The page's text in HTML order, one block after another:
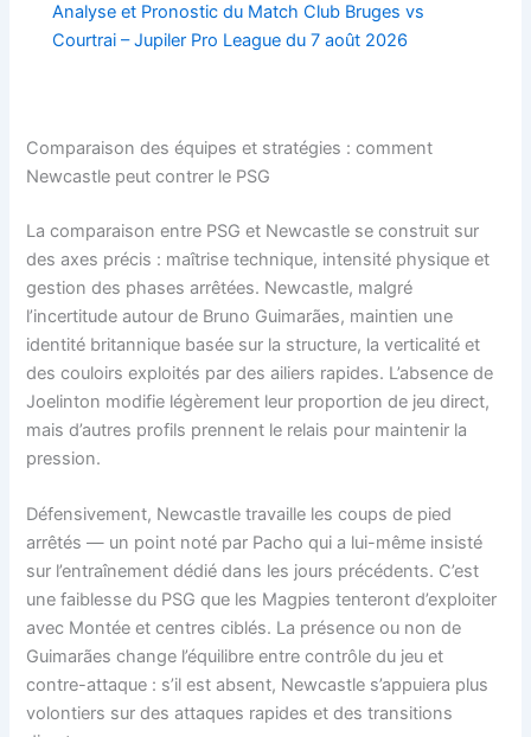
Analyse et Pronostic du Match Club Bruges vs
Courtrai – Jupiler Pro League du 7 août 2026
Comparaison des équipes et stratégies : comment
Newcastle peut contrer le PSG
La comparaison entre PSG et Newcastle se construit sur
des axes précis : maîtrise technique, intensité physique et
gestion des phases arrêtées. Newcastle, malgré
l’incertitude autour de Bruno Guimarães, maintien une
identité britannique basée sur la structure, la verticalité et
des couloirs exploités par des ailiers rapides. L’absence de
Joelinton modifie légèrement leur proportion de jeu direct,
mais d’autres profils prennent le relais pour maintenir la
pression.
Défensivement, Newcastle travaille les coups de pied
arrêtés — un point noté par Pacho qui a lui-même insisté
sur l’entraînement dédié dans les jours précédents. C’est
une faiblesse du PSG que les Magpies tenteront d’exploiter
avec Montée et centres ciblés. La présence ou non de
Guimarães change l’équilibre entre contrôle du jeu et
contre-attaque : s’il est absent, Newcastle s’appuiera plus
volontiers sur des attaques rapides et des transitions